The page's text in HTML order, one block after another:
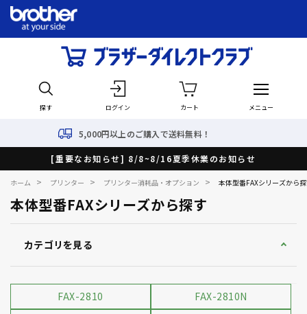
探す ログイン カート メニュー
以上のご購入で送料無料！
[重要なお知らせ] 8/8~8/16夏季休業のお知らせ
ホーム > プリンター > プリンター消耗品・オプション > 本体型番FAXシリーズから
本体型番FAXシリーズから探す
カテゴリを見る
FAX-2810
FAX-2810N